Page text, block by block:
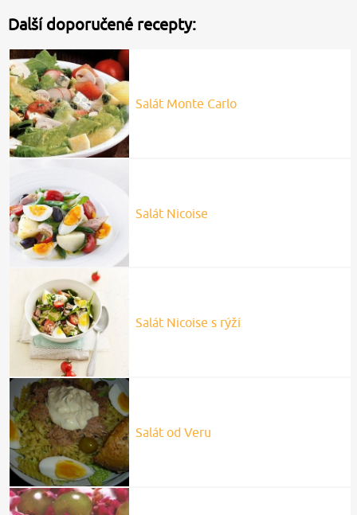
Další doporučené recepty:
Salát Monte Carlo
Salát Nicoise
Salát Nicoise s rýží
Salát od Veru